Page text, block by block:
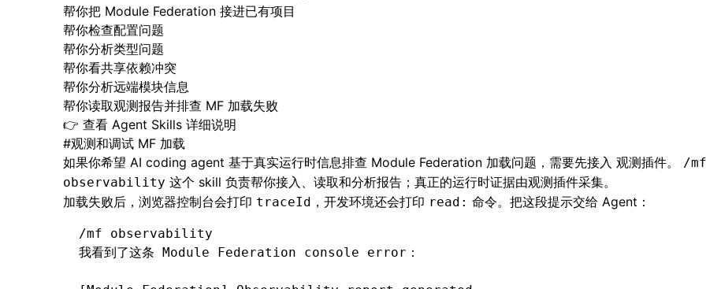
帮你把 Module Federation 接进已有项目
帮你检查配置问题
帮你分析类型问题
帮你看共享依赖冲突
帮你分析远端模块信息
帮你读取观测报告并排查 MF 加载失败
👉 查看 Agent Skills 详细说明
#观测和调试 MF 加载
如果你希望 AI coding agent 基于真实运行时信息排查 Module Federation 加载问题，需要先接入 观测插件。 /mf
observability 这个 skill 负责帮你接入、读取和分析报告；真正的运行时证据由观测插件采集。
加载失败后，浏览器控制台会打印 traceId ，开发环境还会打印 read: 命令。把这段提示交给 Agent：
/mf observability
我看到了这条 Module Federation console error：